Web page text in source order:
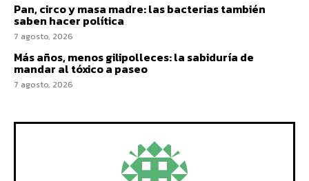
Pan, circo y masa madre: las bacterias también
saben hacer política
7 agosto, 2026
Más años, menos gilipolleces: la sabiduría de
mandar al tóxico a paseo
7 agosto, 2026